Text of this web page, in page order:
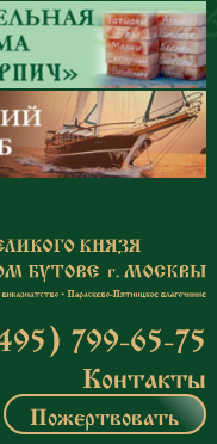
799-65-75
Контакты
Пожертвовать